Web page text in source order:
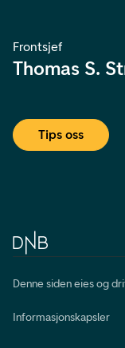
Frontsjef
Thomas S.
Tips oss
Denne siden eies og
Informasjonskapsler